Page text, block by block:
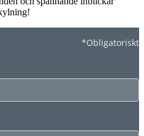
*Obligatoriskt